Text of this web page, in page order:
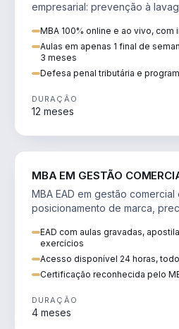
empresarial: prevenção à
MBA 100% online e ao vivo,
Aulas em apenas 1 final de
3 meses
Defesa penal tributária e
DURAÇÃO
12 meses
MBA EM GESTÃO
MBA EAD em gestão comercial
posicionamento de marca,
EAD com aulas gravadas,
exercícios
Acesso disponível 24 horas,
Certificação reconhecida pelo
DURAÇÃO
4 meses